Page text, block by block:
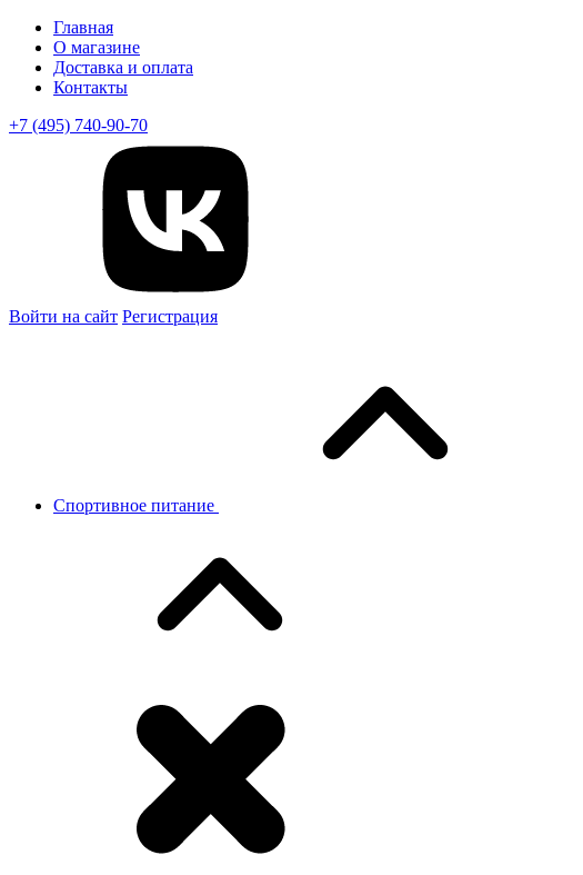
Главная
О магазине
Доставка и оплата
Контакты
+7 (495) 740-90-70
Войти на сайт Регистрация
Спортивное питание